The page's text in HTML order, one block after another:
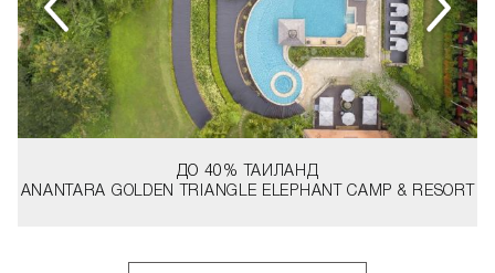
ANANTARA GOLDEN TRIANGLE ELEPHANT CAMP & RESORT
ДО 40% ТАИЛАНД